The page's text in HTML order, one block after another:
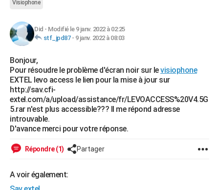
AUTO
Essais
Réserver un essai
Citadines
Berlines
SUV
Forum auto
HIGH-TECH
Mobiles
Meilleur smartphone
Internet
Ordinateurs
Jeux vidéo
Guide high-tech
+BRICOLAGE
Forum
Aménagement intérieur
Extérieur
Cuisine
Salle de bains
Jardinage
Rangement
WEEK-END
Guides de France
Escapades
Patrimoine
Expositions
Musées
Week-end nature
LIFESTYLE
Art de vivre
Bien-être
Loisirs
Mode
Modes de vie
SANTE
Alimentation
Guide de la santé
Maladies
Médicaments
Sommeil
VOYAGE
PHOTO
Visiophone
Did - Modifié le 9 janv. 2022 à 02:25
stf_jpd87- 9 janv. 2022 à 08:03
Bonjour,
Pour résoudre le problème d'écran noir sur levisiophone
EXTEL levo access le lien pour la mise à jour sur
http://sav.cfi-
extel.com/a/upload/assistance/fr/LEVOACCESS%20V4.5G
5.rar n'est plus accessible??? Il me répond adresse
introuvable.
D'avance merci pour votre réponse.
Répondre (1) Partager
A voir également: